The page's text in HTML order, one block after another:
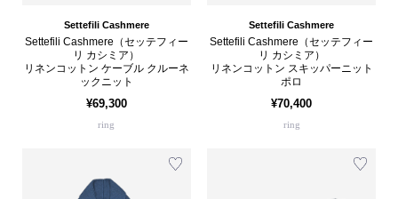
Settefili Cashmere
Settefili Cashmere（セッテフィー
リ カシミア）
リネンコットン ケーブル クルーネ
ックニット
¥69,300
ring
Settefili Cashmere
Settefili Cashmere（セッテフィー
リ カシミア）
リネンコットン スキッパーニット
ポロ
¥70,400
ring